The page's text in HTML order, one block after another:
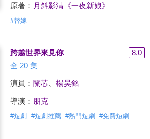
原著： 月斜影清《一夜新娘》
#替嫁
跨越世界來見你
8.0
全 20 集
演員： 關芯、 楊昊銘
導演： 朋克
#短劇 #短劇推薦 #熱門短劇 #免費短劇